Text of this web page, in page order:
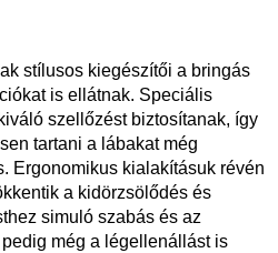
stílusos kiegészítői a bringás
is ellátnak. Speciális
szellőzést biztosítanak, így
tartani a lábakat még
Ergonomikus kialakításuk révén
a kidörzsölődés és
simuló szabás és az
még a légellenállást is